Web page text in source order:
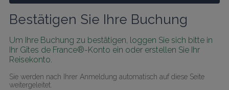
Bestätigen Sie Ihre Buchung
Um Ihre Buchung zu bestätigen, loggen Sie sich bitte in
Ihr Gîtes de France®-Konto ein oder erstellen Sie Ihr
Reisekonto.
Sie werden nach Ihrer Anmeldung automatisch auf diese Seite
weitergeleitet.